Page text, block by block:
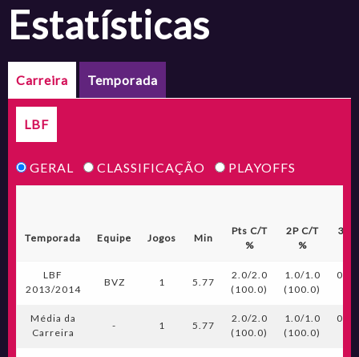
estatísticas
Carreira Temporada
LBF
GERAL CLASSIFICAÇÃO PLAYOFFS
Temporada Equipe Jogos Min
Pts C/T
%
2P C/T
%
3P
LBF
2013/2014
BVZ 1 5.77
2.0/2.0
(100.0)
1.0/1.0
(100.0)
0.0/
Média da
Carreira
- 1 5.77
2.0/2.0
(100.0)
1.0/1.0
(100.0)
0.0/